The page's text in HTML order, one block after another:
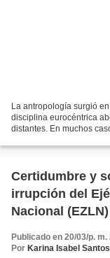
La antropología surgió
disciplina eurocéntrica
distantes. En muchos
Certidumbre y
irrupción del
Nacional
Guadalupe Nava
Publicado en 20/03/p. m.
Por Karina Isabel